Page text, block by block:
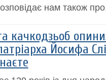
нам також
качкодзьоб
Йосифа